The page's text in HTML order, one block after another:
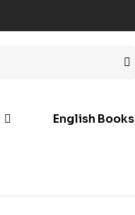
English Books